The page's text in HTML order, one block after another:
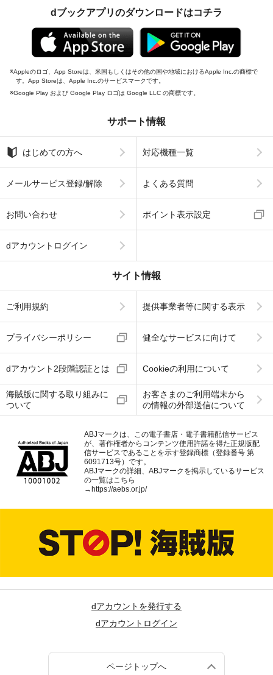
dブックアプリのダウンロードはコチラ
Appleのロゴ、App Storeは、米国もしくはその他の国や地域におけるApple Inc.の商標で
す。App Storeは、Apple Inc.のサービスマークです。
Google Play および Google Play ロゴは Google LLC の商標です。
サポート情報
はじめての方へ 対応機種一覧
メールサービス登録/解除 よくある質問
お問い合わせ ポイント表示設定
dアカウントログイン
サイト情報
ご利用規約 提供事業者等に関する表示
プライバシーポリシー 健全なサービスに向けて
dアカウント2段階認証とは Cookieの利用について
海賊版に関する取り組みに
ついて
お客さまのご利用端末から
の情報の外部送信について
ABJマークは、この電子書店・電子書籍配信サービス
が、著作権者からコンテンツ使用許諾を得た正規版配
信サービスであることを示す登録商標（登録番号 第
6091713号）です。
ABJマークの詳細、ABJマークを掲示しているサービス
の一覧はこちら
→ https://aebs.or.jp/
dアカウントを発行する
dアカウントログイン
ページトップへ